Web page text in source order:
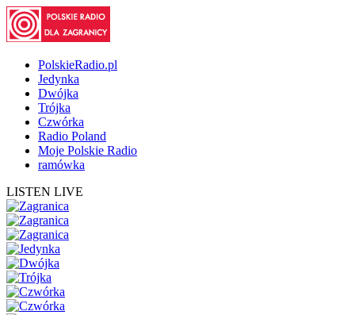
PolskieRadio.pl
Jedynka
Dwójka
Trójka
Czwórka
Radio Poland
Moje Polskie Radio
ramówka
LISTEN LIVE